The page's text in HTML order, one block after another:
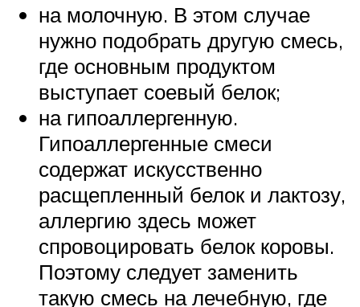
на молочную. В этом случае
нужно подобрать другую смесь,
где основным продуктом
выступает соевый белок;
на гипоаллергенную.
Гипоаллергенные смеси
содержат искусственно
расщепленный белок и лактозу,
аллергию здесь может
спровоцировать белок коровы.
Поэтому следует заменить
такую смесь на лечебную, где